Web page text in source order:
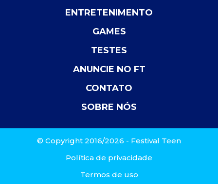
ENTRETENIMENTO
GAMES
TESTES
ANUNCIE NO FT
CONTATO
SOBRE NÓS
© Copyright 2016/2026 - Festival Teen
Política de privacidade
Termos de uso